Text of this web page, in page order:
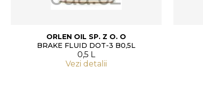
ORLEN OIL SP. Z O. O
BRAKE FLUID DOT-3 B0,5L
0,5 L
Vezi detalii